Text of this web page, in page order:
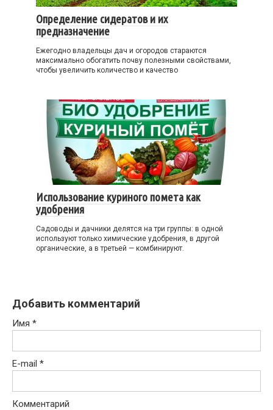
Определение сидератов и их
предназначение
Ежегодно владельцы дач и огородов стараются
максимально обогатить почву полезными свойствами,
чтобы увеличить количество и качество
Использование куриного помета как
удобрения
Садоводы и дачники делятся на три группы: в одной
используют только химические удобрения, в другой
органические, а в третьей — комбинируют.
Добавить комментарий
Имя *
E-mail *
Комментарий